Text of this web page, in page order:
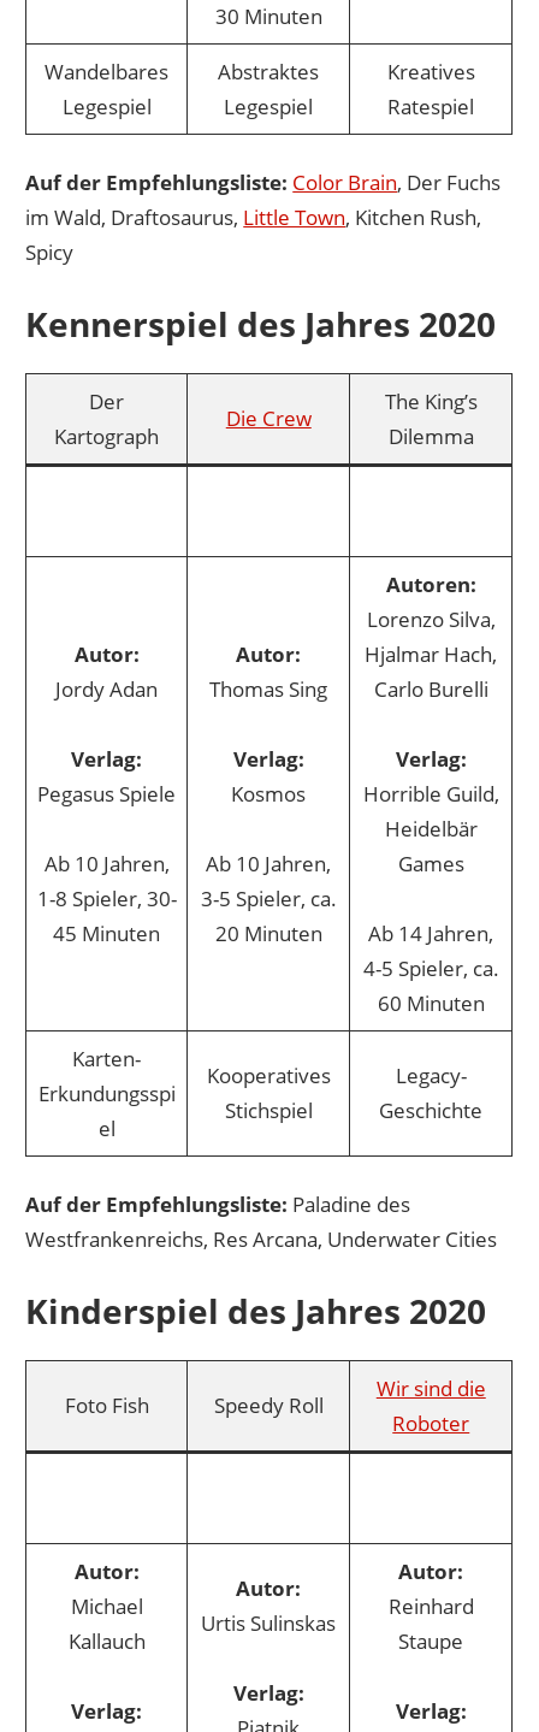
30 Minuten
Wandelbares
Legespiel
Abstraktes
Legespiel
Kreatives
Ratespiel
Auf der Empfehlungsliste: Color Brain, Der Fuchs
im Wald, Draftosaurus, Little Town, Kitchen Rush,
Spicy
Kennerspiel des Jahres 2020
Der
Kartograph
Die Crew
The King’s
Dilemma
Autor:
Jordy Adan
Verlag:
Pegasus Spiele
Ab 10 Jahren,
1-8 Spieler, 30-
45 Minuten
Autor:
Thomas Sing
Verlag:
Kosmos
Ab 10 Jahren,
3-5 Spieler, ca.
20 Minuten
Autoren:
Lorenzo Silva,
Hjalmar Hach,
Carlo Burelli
Verlag:
Horrible Guild,
Heidelbär
Games
Ab 14 Jahren,
4-5 Spieler, ca.
60 Minuten
Karten-
Erkundungsspi
el
Kooperatives
Stichspiel
Legacy-
Geschichte
Auf der Empfehlungsliste: Paladine des
Westfrankenreichs, Res Arcana, Underwater Cities
Kinderspiel des Jahres 2020
Foto Fish Speedy Roll
Wir sind die
Roboter
Autor:
Michael
Kallauch
Verlag:
Autor:
Urtis Sulinskas
Verlag:
Autor:
Reinhard
Staupe
Verlag: